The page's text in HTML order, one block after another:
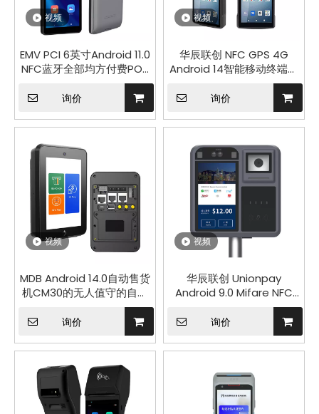
视频
EMV PCI 6英寸Android 11.0
NFC蓝牙全部均方付费POS
询价
视频
华辰联创 NFC GPS 4G
Android 14智能移动终端带
58mm打印机R330 Plus
询价
视频
MDB Android 14.0自动售货
机CM30的无人值守的自助
询价
视频
华辰联创 Unionpay
Android 9.0 Mifare NFC
Bus Ticket验证器机器带有
2D条形码扫描P18-Q
询价